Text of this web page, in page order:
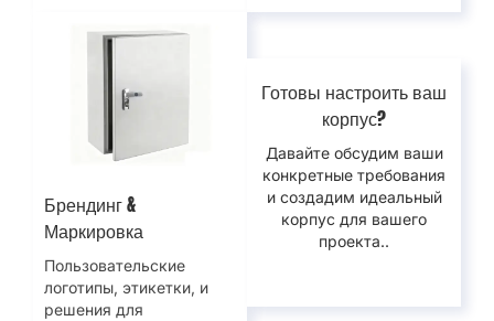
Брендинг &
Маркировка
Пользовательские
логотипы, этикетки, и
решения для
Готовы настроить ваш
корпус?
Давайте обсудим ваши
конкретные требования
и создадим идеальный
корпус для вашего
проекта..